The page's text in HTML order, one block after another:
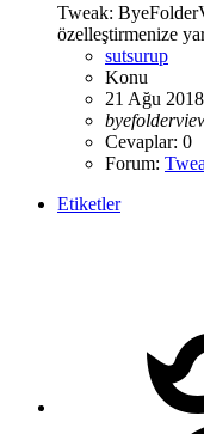
Tweak:
özelleştirmenize
sutsurup
Konu
21 Ağu 2018
Cevaplar: 0
Forum:
Etiketler